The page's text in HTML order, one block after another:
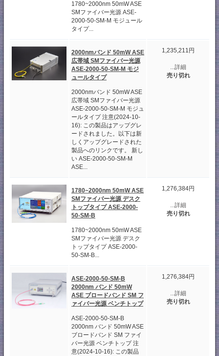
1780~2000nm 50mW ASE
SMファイバー光源 ASE-
2000-50-SM-M モジュール
タイプ...
2000nmバンド 50mW ASE
広帯域 SMファイバー光源
ASE-2000-50-SM-M モジ
ュールタイプ
2000nmバンド 50mW ASE
広帯域 SMファイバー光源
ASE-2000-50-SM-M モジュ
ールタイプ 注意(2024-10-
16): この製品はアップグレ
ードされました。以下は新
しくアップグレードされた
製品へのリンクです。 新し
い ASE-2000-50-SM-M
ASE...
1,235,211円
...詳細
売り切れ
1780~2000nm 50mW ASE
SMファイバー光源 デスク
トップタイプ ASE-2000-
50-SM-B
1780~2000nm 50mW ASE
SMファイバー光源 デスク
トップタイプ ASE-2000-
50-SM-B...
1,276,384円
...詳細
売り切れ
ASE-2000-50-SM-B
2000nm バンド 50mW
ASE ブロードバンド SM フ
ァイバー光源 ベンチトップ
ASE-2000-50-SM-B
2000nm バンド 50mW ASE
ブロードバンド SM ファイ
バー光源 ベンチトップ 注
意(2024-10-16): この製品
1,276,384円
...詳細
売り切れ